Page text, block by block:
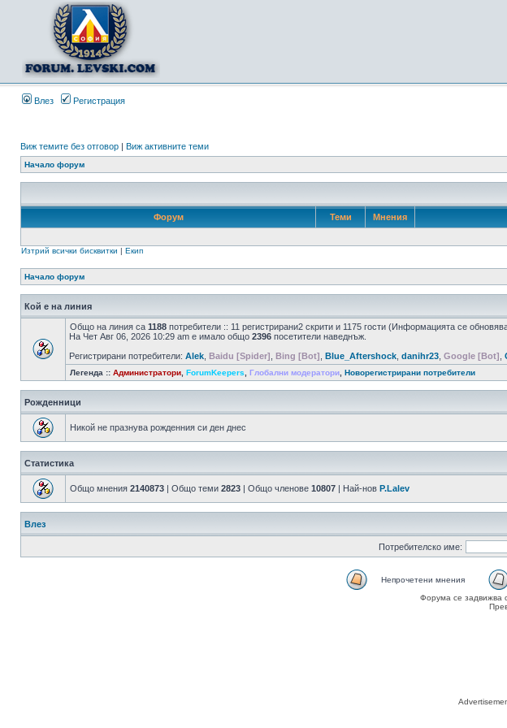
Влез Регистрация
Виж темите без отговор | Виж активните теми
Начало форум
Форум Теми Мнения
Изтрий всички бисквитки | Екип
Начало форум
Кой е на линия
Общо на линия са 1188 потребители :: 11 регистрирани2 скрити и 1175 гости (Информацията се
На Чет Авг 06, 2026 10:29 am е имало общо 2396 посетители наведнъж.
Регистрирани потребители: Alek Baidu [Spider] Bing [Bot] Blue_Aftershock danihr23 Google [Bot]
Легенда :: Администратори ForumKeepers Глобални модератори Новорегистрирани потребители
Рожденници
Никой не празнува рожденния си ден днес
Статистика
Общо мнения 2140873 | Общо теми 2823 | Общо членове 10807 | Най-нов P.Lalev
Влез
Потребителско име:
Непрочетени мнения
Форума се задвижва